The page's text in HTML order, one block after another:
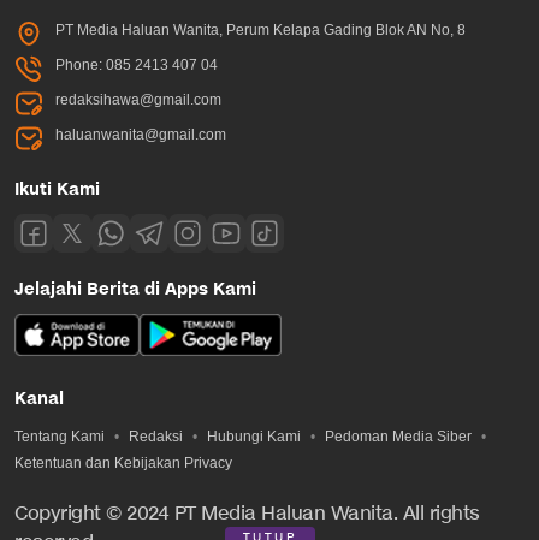
PT Media Haluan Wanita, Perum Kelapa Gading Blok AN No, 8
Phone: 085 2413 407 04
redaksihawa@gmail.com
haluanwanita@gmail.com
Ikuti Kami
Jelajahi Berita di Apps Kami
Kanal
Tentang Kami Redaksi Hubungi Kami
Pedoman Media Siber
Ketentuan dan Kebijakan Privacy
Copyright © 2024 PT Media Haluan Wanita. All rights